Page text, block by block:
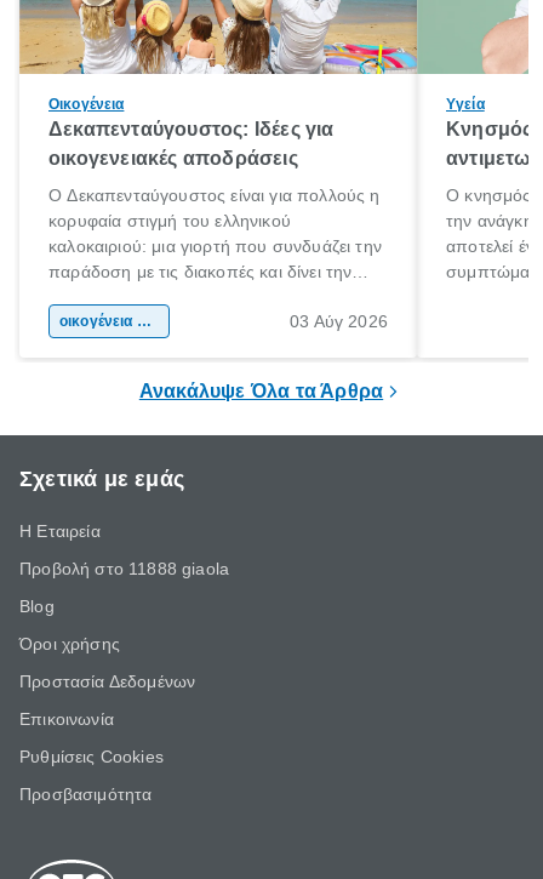
Οικογένεια
Δεκαπενταύγουστος: Ιδέες για
οικογενειακές αποδράσεις
Ο Δεκαπενταύγουστος είναι για πολλούς η
κορυφαία στιγμή του ελληνικού
καλοκαιριού: μια γιορτή που συνδυάζει την
παράδοση με τις διακοπές και δίνει την
χώρας. Είτε πρόκειται για λίγες μέρες
οικογένεια & παιδί 03 Αύγ 2026
Υγεία
Κνησμός:
Ο κνησμός
την ανάγκη
αποτελεί
Ανακάλυψε Όλα τα Άρθρα
Σχετικά με εμάς
Η Εταιρεία
Προβολή στο 11888 giaola
Blog
Όροι χρήσης
Προστασία Δεδομένων
Επικοινωνία
Ρυθμίσεις Cookies
Προσβασιμότητα